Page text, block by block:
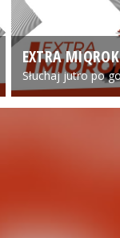
EXTRA
Słuchaj jutro po